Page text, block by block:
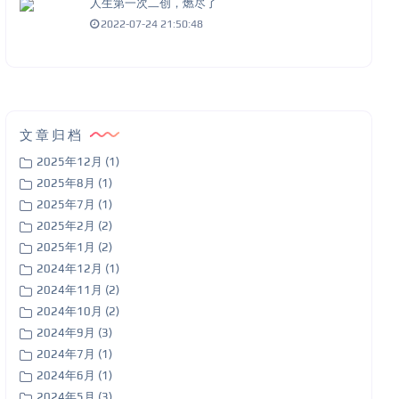
人生第一次二创，燃尽了
2022-07-24 21:50:48
文章归档
2025年12月 (1)
2025年8月 (1)
2025年7月 (1)
2025年2月 (2)
2025年1月 (2)
2024年12月 (1)
2024年11月 (2)
2024年10月 (2)
2024年9月 (3)
2024年7月 (1)
2024年6月 (1)